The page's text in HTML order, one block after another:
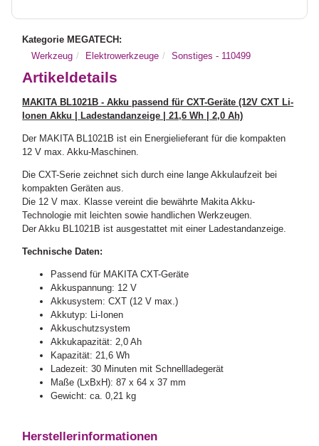
Kategorie MEGATECH:
Werkzeug
Elektrowerkzeuge Sonstiges - 110499
Artikeldetails
MAKITA BL1021B - Akku passend für CXT-Geräte (12V CXT Li-
Ionen Akku | Ladestandanzeige | 21,6 Wh | 2,0 Ah)
Der MAKITA BL1021B ist ein Energielieferant für die kompakten
12 V max. Akku-Maschinen.
Die CXT-Serie zeichnet sich durch eine lange Akkulaufzeit bei
kompakten Geräten aus.
Die 12 V max. Klasse vereint die bewährte Makita Akku-
Technologie mit leichten sowie handlichen Werkzeugen.
Der Akku BL1021B ist ausgestattet mit einer Ladestandanzeige.
Technische Daten:
Passend für MAKITA CXT-Geräte
Akkuspannung: 12 V
Akkusystem: CXT (12 V max.)
Akkutyp: Li-Ionen
Akkuschutzsystem
Akkukapazität: 2,0 Ah
Kapazität: 21,6 Wh
Ladezeit: 30 Minuten mit Schnellladegerät
Maße (LxBxH): 87 x 64 x 37 mm
Gewicht: ca. 0,21 kg
Herstellerinformationen